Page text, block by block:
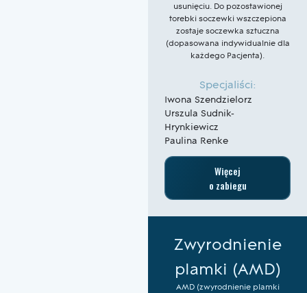
usunięciu. Do pozostawionej
torebki soczewki wszczepiona
zostaje soczewka sztuczna
(dopasowana indywidualnie dla
każdego Pacjenta).
Specjaliści:
Iwona Szendzielorz
Urszula Sudnik-
Hrynkiewicz
Paulina Renke
Więcej
o zabiegu
Zwyrodnienie
plamki (AMD)
AMD (zwyrodnienie plamki